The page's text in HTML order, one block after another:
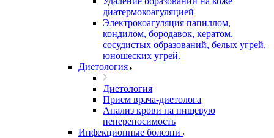
диатермокоагуляцией
Электрокоагуляция папиллом,
кондилом, бородавок, кератом,
сосудистых образований, белых угрей,
юношеских угрей.
Диетология
Диетология
Прием врача-диетолога
Анализ крови на пищевую
непереносимость
Инфекционные болезни